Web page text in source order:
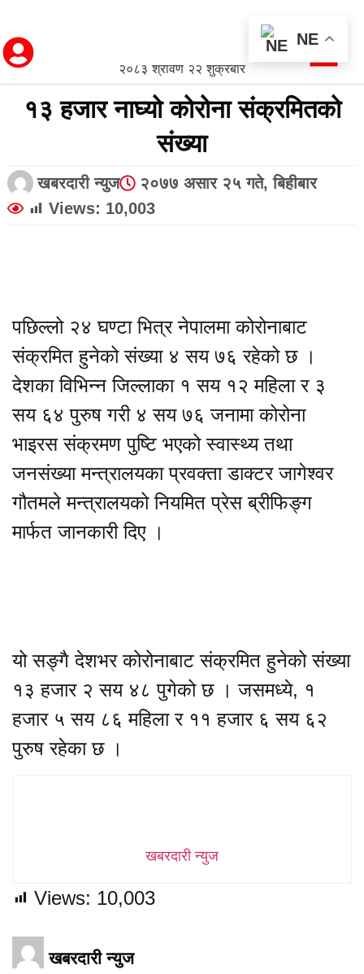
२०८३ श्रावण २२ शुक्रबार
१३ हजार नाघ्यो कोरोना संक्रमितको
संख्या
खबरदारी न्युज
२०७७ असार २५ गते, बिहीबार
Views: 10,003
पछिल्लो २४ घण्टा भित्र नेपालमा कोरोनाबाट
संक्रमित हुनेको संख्या ४ सय ७६ रहेको छ ।
देशका विभिन्न जिल्लाका १ सय १२ महिला र ३
सय ६४ पुरुष गरी ४ सय ७६ जनामा कोरोना
भाइरस संक्रमण पुष्टि भएको स्वास्थ्य तथा
जनसंख्या मन्त्रालयका प्रवक्ता डाक्टर जागेश्वर
गौतमले मन्त्रालयको नियमित प्रेस ब्रीफिङ्ग
मार्फत जानकारी दिए ।
यो सङ्गै देशभर कोरोनाबाट संक्रमित हुनेको संख्या
१३ हजार २ सय ४८ पुगेको छ । जसमध्ये, १
हजार ५ सय ८६ महिला र ११ हजार ६ सय ६२
पुरुष रहेका छ ।
खबरदारी न्युज
Views: 10,003
खबरदारी न्युज
NE